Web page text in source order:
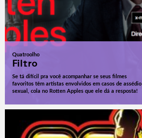
Quatroolho
Filtro
Se tá difícil pra você acompanhar se seus filmes
favoritos têm artistas envolvidos em casos de assédio
sexual, cola no Rotten Apples que ele dá a resposta!